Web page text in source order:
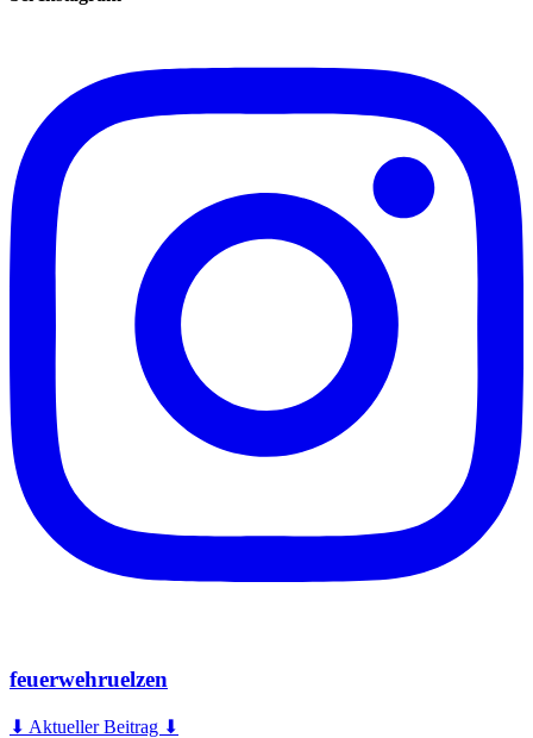
feuerwehruelzen
⬇ Aktueller Beitrag ⬇